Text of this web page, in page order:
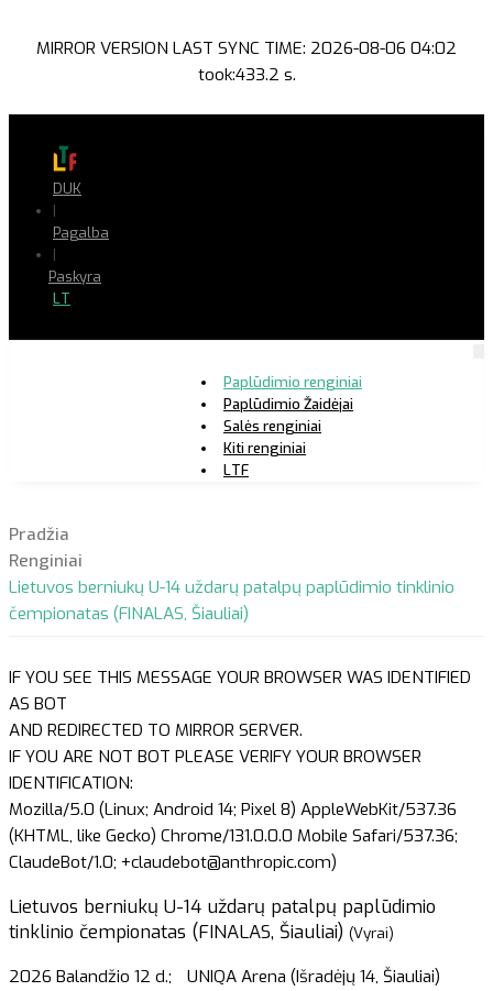
MIRROR VERSION LAST SYNC TIME: 2026-08-06 04:02
took:433.2 s.
DUK
|
Pagalba
|
Paskyra
LT
Paplūdimio renginiai
Paplūdimio Žaidėjai
Salės renginiai
Kiti renginiai
LTF
Pradžia
Renginiai
Lietuvos berniukų U-14 uždarų patalpų paplūdimio tinklinio
čempionatas (FINALAS, Šiauliai)
IF YOU SEE THIS MESSAGE YOUR BROWSER WAS IDENTIFIED
AS BOT
AND REDIRECTED TO MIRROR SERVER.
IF YOU ARE NOT BOT PLEASE VERIFY YOUR BROWSER
IDENTIFICATION:
Mozilla/5.0 (Linux; Android 14; Pixel 8) AppleWebKit/537.36
(KHTML, like Gecko) Chrome/131.0.0.0 Mobile Safari/537.36;
ClaudeBot/1.0; +claudebot@anthropic.com)
Lietuvos berniukų U-14 uždarų patalpų paplūdimio
tinklinio čempionatas (FINALAS, Šiauliai) (Vyrai)
2026 Balandžio 12 d.;
UNIQA Arena (Išradėjų 14, Šiauliai)